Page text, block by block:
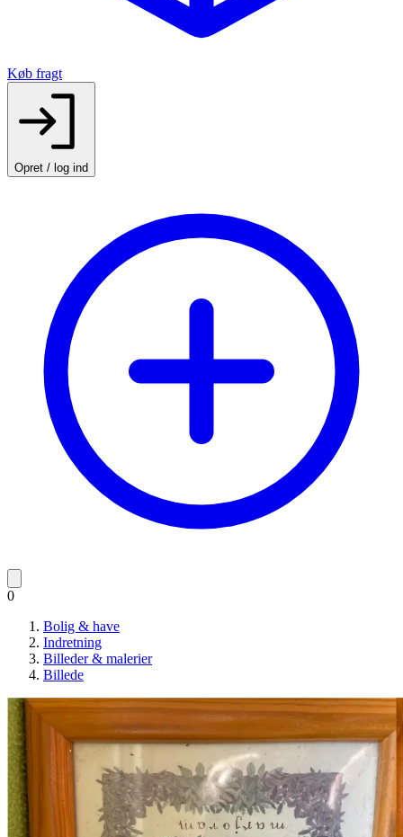
Køb fragt
Opret / log ind
0
Bolig & have
Indretning
Billeder & malerier
Billede